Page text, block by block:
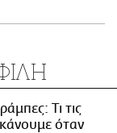
Τι τις
κάνουμε όταν